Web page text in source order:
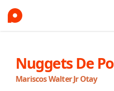
Nuggets De
Mariscos Walter Jr Otay